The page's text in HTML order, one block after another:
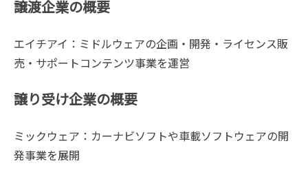
譲渡企業の概要
エイチアイ：ミドルウェアの企画・開発・ライセンス販
売・サポートコンテンツ事業を運営
譲り受け企業の概要
ミックウェア：カーナビソフトや車載ソフトウェアの開
発事業を展開